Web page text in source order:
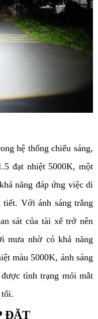
hệ thống chiếu sáng,
đạt nhiệt 5000K, một
năng đáp ứng việc di
Với ánh sáng trắng
sát của tài xế trở nên
mưa nhờ có khả năng
màu 5000K, ánh sáng
tình trạng mỏi mắt
tối.
ĐẶT